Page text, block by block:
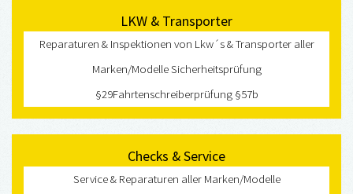
LKW & Transporter
Reparaturen & Inspektionen von Lkw´s & Transporter aller
Marken/ModelleSicherheitsprüfung
§29Fahrtenschreiberprüfung §57b
Checks & Service
Service & Reparaturen aller Marken/Modelle